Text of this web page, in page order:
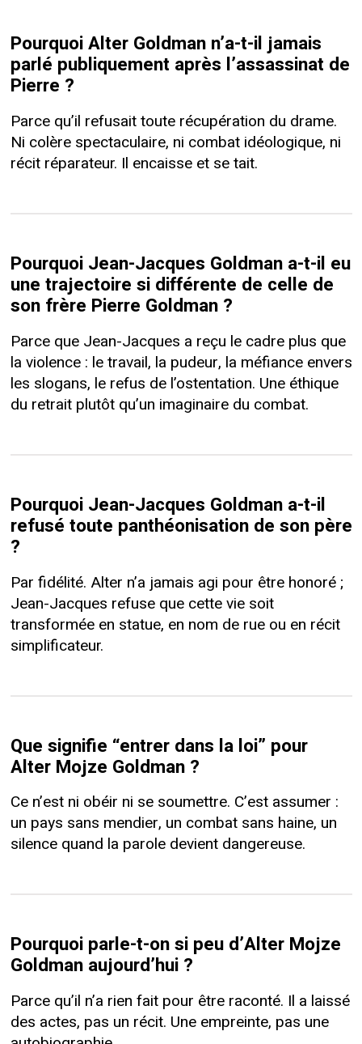
Pourquoi Alter Goldman n’a-t-il jamais
parlé publiquement après l’assassinat de
Pierre ?
Parce qu’il refusait toute récupération du drame.
Ni colère spectaculaire, ni combat idéologique, ni
récit réparateur. Il encaisse et se tait.
Pourquoi Jean-Jacques Goldman a-t-il eu
une trajectoire si différente de celle de
son frère Pierre Goldman ?
Parce que Jean-Jacques a reçu le cadre plus que
la violence : le travail, la pudeur, la méfiance envers
les slogans, le refus de l’ostentation. Une éthique
du retrait plutôt qu’un imaginaire du combat.
Pourquoi Jean-Jacques Goldman a-t-il
refusé toute panthéonisation de son père
?
Par fidélité. Alter n’a jamais agi pour être honoré ;
Jean-Jacques refuse que cette vie soit
transformée en statue, en nom de rue ou en récit
simplificateur.
Que signifie “entrer dans la loi” pour
Alter Mojze Goldman ?
Ce n’est ni obéir ni se soumettre. C’est assumer :
un pays sans mendier, un combat sans haine, un
silence quand la parole devient dangereuse.
Pourquoi parle-t-on si peu d’Alter Mojze
Goldman aujourd’hui ?
Parce qu’il n’a rien fait pour être raconté. Il a laissé
des actes, pas un récit. Une empreinte, pas une